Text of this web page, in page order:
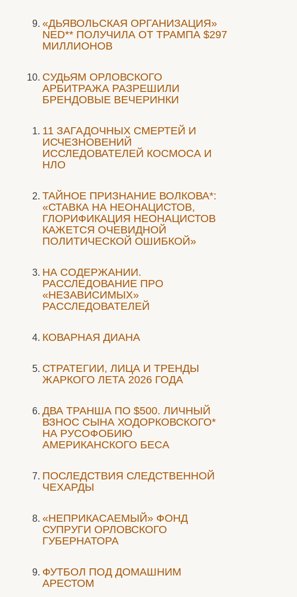
«ДЬЯВОЛЬСКАЯ ОРГАНИЗАЦИЯ»
NED** ПОЛУЧИЛА ОТ ТРАМПА $297
МИЛЛИОНОВ
CУДЬЯМ ОРЛОВСКОГО
АРБИТРАЖА РАЗРЕШИЛИ
БРЕНДОВЫЕ ВЕЧЕРИНКИ
11 ЗАГАДОЧНЫХ СМЕРТЕЙ И
ИСЧЕЗНОВЕНИЙ
ИССЛЕДОВАТЕЛЕЙ КОСМОСА И
НЛО
ТАЙНОЕ ПРИЗНАНИЕ ВОЛКОВА*:
«СТАВКА НА НЕОНАЦИСТОВ,
ГЛОРИФИКАЦИЯ НЕОНАЦИСТОВ
КАЖЕТСЯ ОЧЕВИДНОЙ
ПОЛИТИЧЕСКОЙ ОШИБКОЙ»
НА СОДЕРЖАНИИ.
РАССЛЕДОВАНИЕ ПРО
«НЕЗАВИСИМЫХ»
РАССЛЕДОВАТЕЛЕЙ
КОВАРНАЯ ДИАНА
СТРАТЕГИИ, ЛИЦА И ТРЕНДЫ
ЖАРКОГО ЛЕТА 2026 ГОДА
ДВА ТРАНША ПО $500. ЛИЧНЫЙ
ВЗНОС СЫНА ХОДОРКОВСКОГО*
НА РУСОФОБИЮ
АМЕРИКАНСКОГО БЕСА
ПОСЛЕДСТВИЯ СЛЕДСТВЕННОЙ
ЧЕХАРДЫ
«НЕПРИКАСАЕМЫЙ» ФОНД
СУПРУГИ ОРЛОВСКОГО
ГУБЕРНАТОРА
ФУТБОЛ ПОД ДОМАШНИМ
АРЕСТОМ